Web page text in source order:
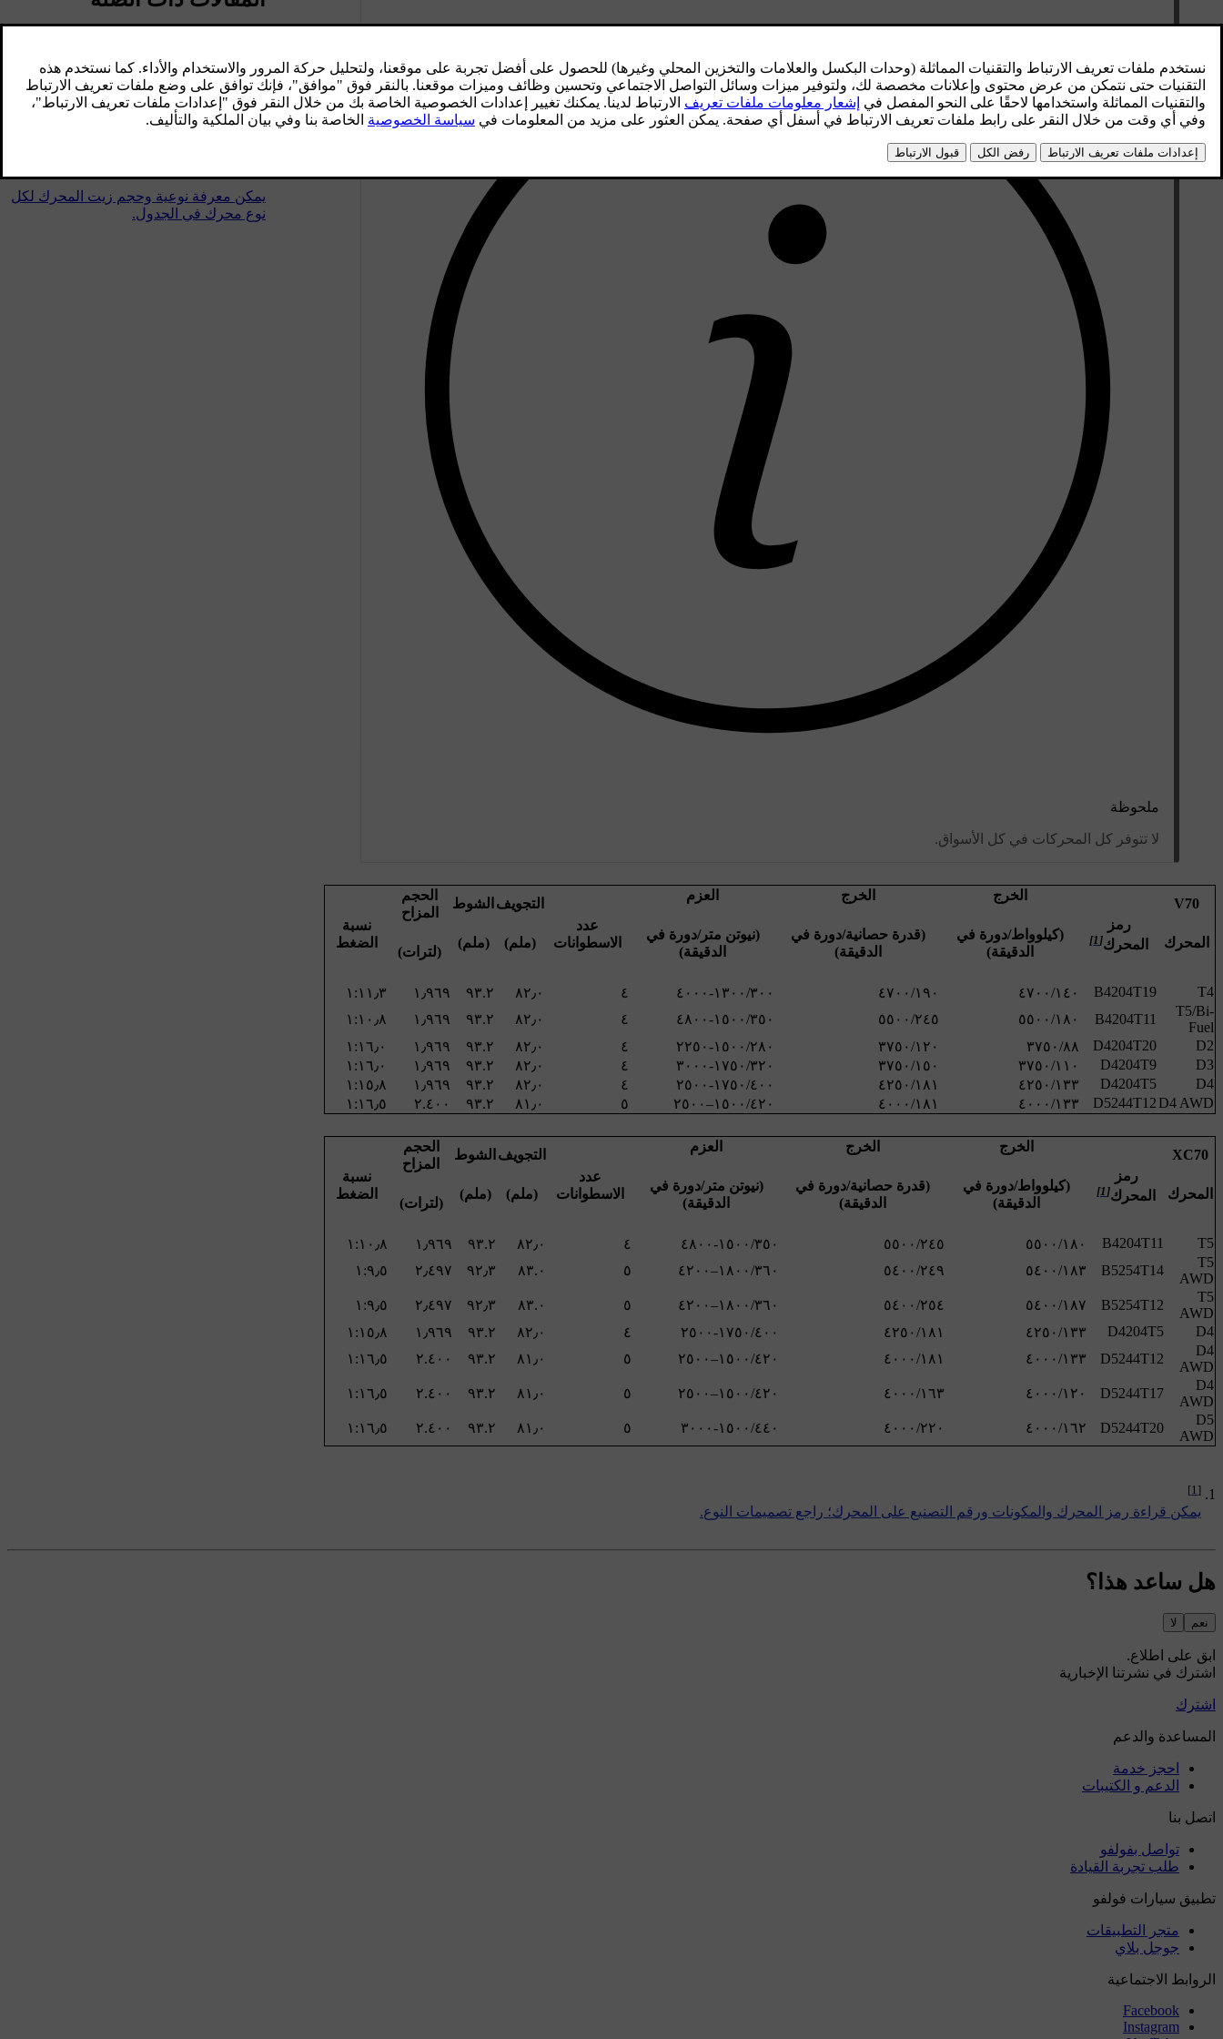
ملحوظة
لا تتوفر كل المحركات في كل الأسواق.
V70
المحرك
رمز
المحرك[1]
الخرج
(كيلوواط/دورة في
الدقيقة)
الخرج
(قدرة حصانية/دورة في
الدقيقة)
العزم
(نيوتن متر/دورة في
الدقيقة)
عدد
الاسطوانات
التجويف
(ملم)
الشوط
(ملم)
الحجم
المزاح
(لترات)
نسبة
الضغط
T4
B4204T19 ٤ ٨٢٫٠ ٩٣.٢ ١٫٩٦٩
‪‎T5/Bi-
Fuel‬
B4204T11 ٤ ٨٢٫٠ ٩٣.٢ ١٫٩٦٩
D2
D4204T20 ٤ ٨٢٫٠ ٩٣.٢ ١٫٩٦٩
D3
D4204T9 ٤ ٨٢٫٠ ٩٣.٢ ١٫٩٦٩
D4
D4204T5 ٤ ٨٢٫٠ ٩٣.٢ ١٫٩٦٩
D4 AWD
D5244T12 ٥ ٨١٫٠ ٩٣.٢ ٢.٤٠٠
XC70
المحرك
رمز
المحرك[1]
الخرج
(كيلوواط/دورة في
الدقيقة)
الخرج
(قدرة حصانية/دورة في
الدقيقة)
العزم
(نيوتن متر/دورة في
الدقيقة)
عدد
الاسطوانات
التجويف
(ملم)
الشوط
(ملم)
الحجم
المزاح
(لترات)
نسبة
الضغط
T5
B4204T11 ٤ ٨٢٫٠ ٩٣.٢ ١٫٩٦٩
T5
AWD
B5254T14 ٥ ٨٣.٠ ٩٢٫٣ ٢٫٤٩٧
T5
AWD
B5254T12 ٥ ٨٣.٠ ٩٢٫٣ ٢٫٤٩٧
D4
D4204T5 ٤ ٨٢٫٠ ٩٣.٢ ١٫٩٦٩
D4
AWD
D5244T12 ٥ ٨١٫٠ ٩٣.٢ ٢.٤٠٠
D4
AWD
D5244T17 ٥ ٨١٫٠ ٩٣.٢ ٢.٤٠٠
D5
AWD
D5244T20 ٥ ٨١٫٠ ٩٣.٢ ٢.٤٠٠
[1]
يمكن قراءة رمز المحرك والمكونات ورقم التصنيع على المحرك؛ راجع تصميمات النوع.
سائل التبريد - الدرجة والحجم
يمكن معرفة الحجم المعتمد لسائل التبريد
لكل نوع محرك في الجدول.
يمكن معرفة نوعية وحجم زيت المحرك لكل
نوع محرك في الجدول.
هل ساعد هذا؟
نعم لا